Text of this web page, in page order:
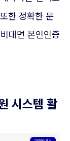
한 정확한 문
대면 본인인증
시스템 활